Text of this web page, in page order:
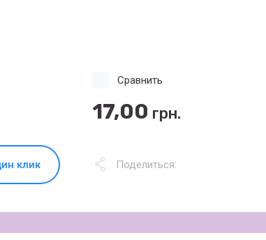
17,00 грн.
Сравнить
клик Поделиться: